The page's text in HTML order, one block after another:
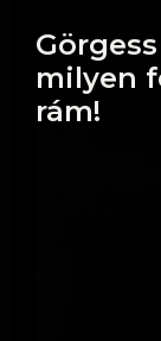
milyen
rám!